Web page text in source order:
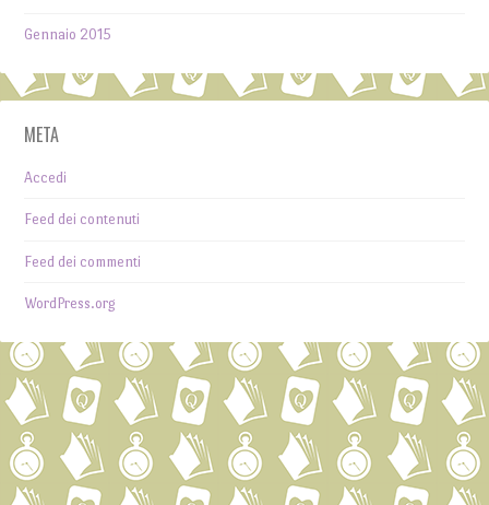
Gennaio 2015
META
Accedi
Feed dei contenuti
Feed dei commenti
WordPress.org